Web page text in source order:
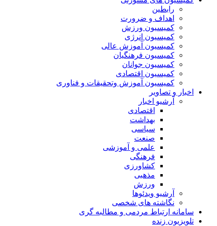
رابطین
اهداف و ضرورت
کمیسیون ورزش
کمیسیون انرژی
کمیسیون آموزش عالی
کمیسیون فرهنگیان
کمیسیون جوانان
کمیسیون اقتصادی
کمیسیون آموزش وتحقیقات و فناوری
اخبار و تصاویر
آرشیو اخبار
اقتصادی
بهداشت
سیاسی
صنعت
علمی و آموزشی
فرهنگی
کشاورزی
مذهبی
ورزش
آرشیو ویدئوها
نگاشته های شخصی
سامانه ارتباط مردمی و مطالبه گری
تلویزیون زنده